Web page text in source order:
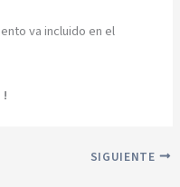
va incluido en el
!
SIGUIENTE